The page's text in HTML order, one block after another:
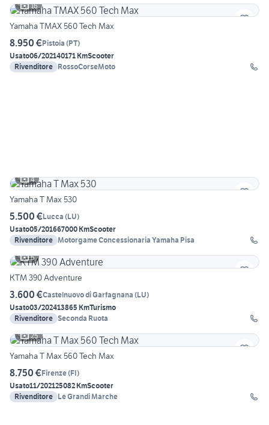
16
Yamaha TMAX 560 Tech Max
8.950 €Pistoia (PT)
Usato06/202140171 KmScooter
Rivenditore RossoCorseMoto
4
Yamaha T Max 530
5.500 €Lucca (LU)
Usato05/201667000 KmScooter
Rivenditore Motorgame Concessionaria Yamaha Pisa
5
KTM 390 Adventure
3.600 €Castelnuovo di Garfagnana (LU)
Usato03/202413865 KmTurismo
Rivenditore Seconda Ruota
25
Yamaha T Max 560 Tech Max
8.750 €Firenze(FI)
Usato11/202125082 KmScooter
Rivenditore Le Grandi Marche